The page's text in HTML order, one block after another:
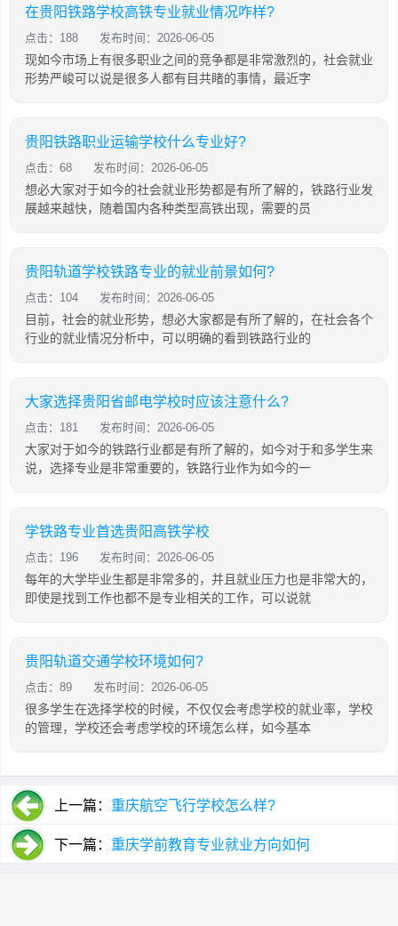
在贵阳铁路学校高铁专业就业情况咋样?
点击：188 发布时间：2026-06-05
现如今市场上有很多职业之间的竞争都是非常激烈的，社会就业
形势严峻可以说是很多人都有目共睹的事情，最近字
贵阳铁路职业运输学校什么专业好?
点击：68 发布时间：2026-06-05
想必大家对于如今的社会就业形势都是有所了解的，铁路行业发
展越来越快，随着国内各种类型高铁出现，需要的员
贵阳轨道学校铁路专业的就业前景如何?
点击：104 发布时间：2026-06-05
目前，社会的就业形势，想必大家都是有所了解的，在社会各个
行业的就业情况分析中，可以明确的看到铁路行业的
大家选择贵阳省邮电学校时应该注意什么?
点击：181 发布时间：2026-06-05
大家对于如今的铁路行业都是有所了解的，如今对于和多学生来
说，选择专业是非常重要的，铁路行业作为如今的一
学铁路专业首选贵阳高铁学校
点击：196 发布时间：2026-06-05
每年的大学毕业生都是非常多的，并且就业压力也是非常大的，
即使是找到工作也都不是专业相关的工作，可以说就
贵阳轨道交通学校环境如何?
点击：89 发布时间：2026-06-05
很多学生在选择学校的时候，不仅仅会考虑学校的就业率，学校
的管理，学校还会考虑学校的环境怎么样，如今基本
上一篇： 重庆航空飞行学校怎么样?
下一篇： 重庆学前教育专业就业方向如何